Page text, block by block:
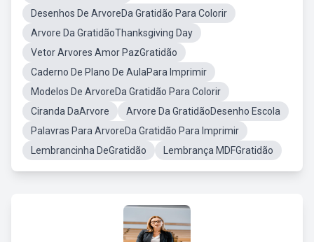
Desenhos De ArvoreDa Gratidão Para Colorir
Arvore Da GratidãoThanksgiving Day
Vetor Arvores Amor PazGratidão
Caderno De Plano De AulaPara Imprimir
Modelos De ArvoreDa Gratidão Para Colorir
Ciranda DaArvore
Arvore Da GratidãoDesenho Escola
Palavras Para ArvoreDa Gratidão Para Imprimir
Lembrancinha DeGratidão
Lembrança MDFGratidão